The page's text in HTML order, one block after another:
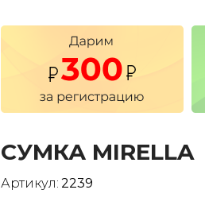
СУМКА MIRELLA
Артикул: 2239